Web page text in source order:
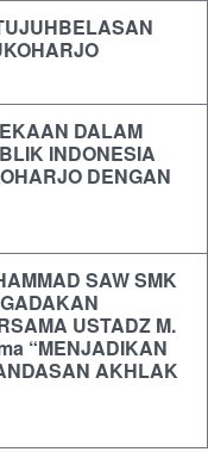
DALAM
INDONESIA
DENGAN
SAW SMK
USTADZ M.
“MENJADIKAN
AKHLAK